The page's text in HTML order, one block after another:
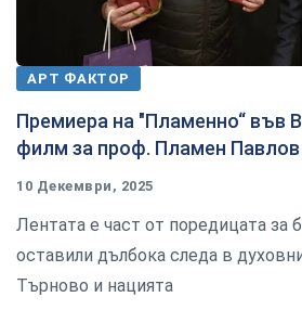
АРТ ФАКТОР
Премиера на "Пламенно“ във
филм за проф. Пламен Павлов
10 Декември, 2025
Лентата е част от поредицата за
оставили дълбока следа в
Търново и нацията